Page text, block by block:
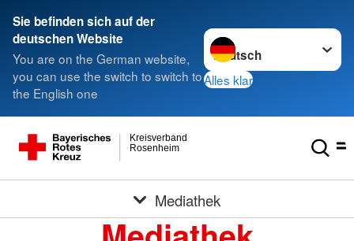
Sie befinden sich auf der
deutschen Website
You are on the German website,
you can use the switch to switch to
the English one
Sprache wechseln zu
Alles klar
Rosenheim
Kreisverband
Mediathek